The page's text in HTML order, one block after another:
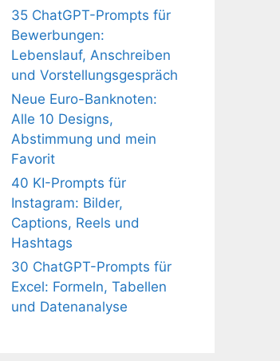
35 ChatGPT-Prompts für
Bewerbungen:
Lebenslauf, Anschreiben
und Vorstellungsgespräch
Neue Euro-Banknoten:
Alle 10 Designs,
Abstimmung und mein
Favorit
40 KI-Prompts für
Instagram: Bilder,
Captions, Reels und
Hashtags
30 ChatGPT-Prompts für
Excel: Formeln, Tabellen
und Datenanalyse